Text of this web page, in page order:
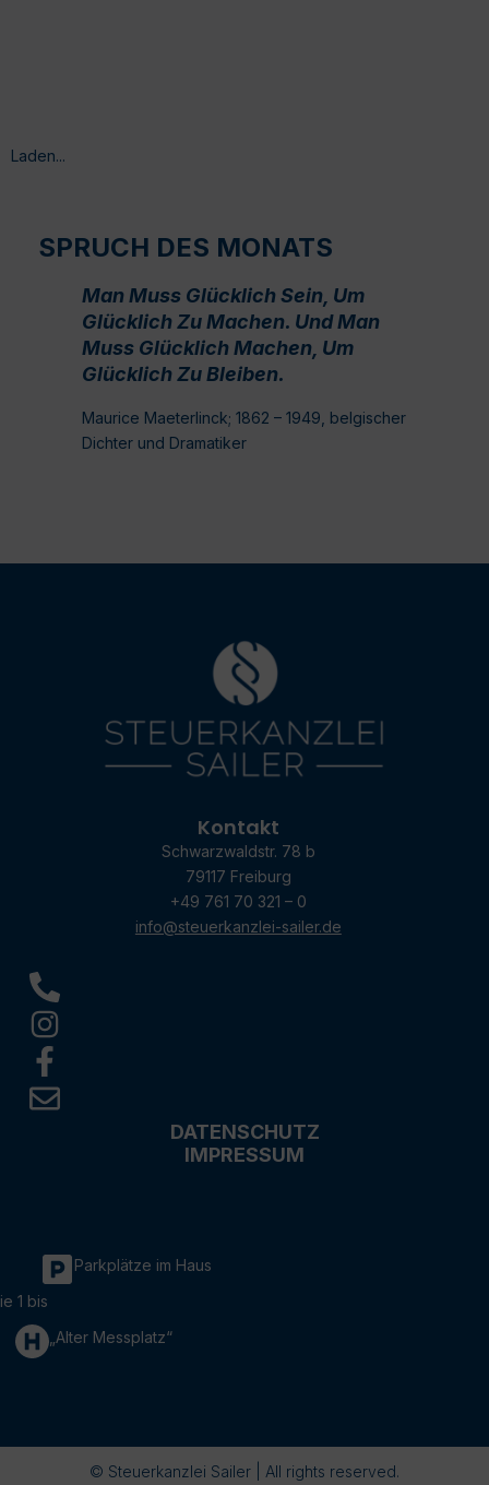
Laden...
SPRUCH DES MONATS
Man Muss Glücklich Sein, Um
Glücklich Zu Machen. Und Man
Muss Glücklich Machen, Um
Glücklich Zu Bleiben.
Maurice Maeterlinck; 1862 – 1949, belgischer
Dichter und Dramatiker
Kontakt
Schwarzwaldstr. 78 b
79117 Freiburg
+49 761 70 321 – 0
info@steuerkanzlei-sailer.de
DATENSCHUTZ
IMPRESSUM
Parkplätze im Haus
1 bis
„Alter Messplatz“
© Steuerkanzlei Sailer | All rights reserved.